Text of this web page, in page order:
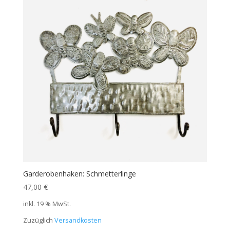
Garderobenhaken: Schmetterlinge
47,00 €
inkl. 19 % MwSt.
Zuzüglich Versandkosten